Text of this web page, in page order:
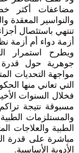
مضاعفات أكثر
والنواسير المعقدة
تنتهي باستئصال
أزمة دواء أم أزمة
ويطرح استمرار
جوهرية حول
مواجهة التحديات
التي تعاني منها
فخلال السنوات
مسبوقة نتيجة
والمستلزمات
الطبية والعلاجات
مباشرة على قدرة
الأدوية الأساسية.